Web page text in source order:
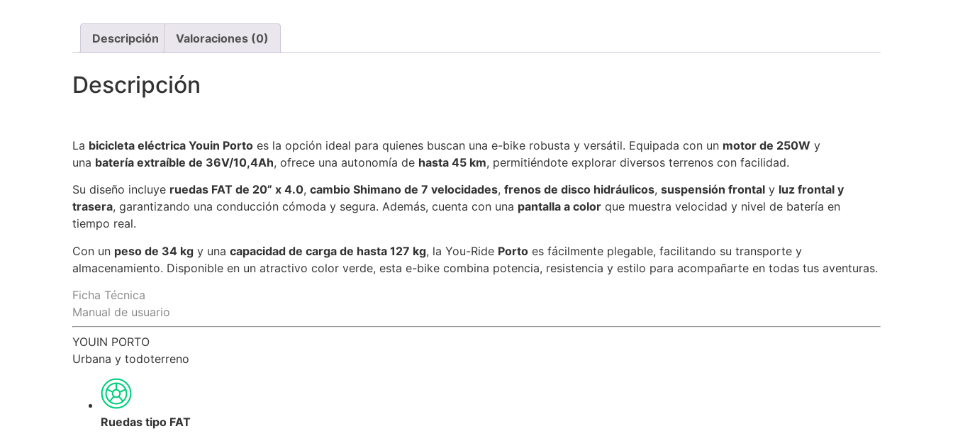
Descripción Valoraciones (0)
Descripción
La bicicleta eléctrica Youin Porto es la opción ideal para quienes buscan una e-bike robusta y versátil. Equipada con un motor de 250W y
una batería extraíble de 36V/10,4Ah, ofrece una autonomía de hasta 45 km, permitiéndote explorar diversos terrenos con facilidad.
Su diseño incluye ruedas FAT de 20” x 4.0, cambio Shimano de 7 velocidades, frenos de disco hidráulicos, suspensión frontal y luz frontal y
trasera, garantizando una conducción cómoda y segura. Además, cuenta con una pantalla a color que muestra velocidad y nivel de batería en
tiempo real.
Con un peso de 34 kg y una capacidad de carga de hasta 127 kg, la You-Ride Porto es fácilmente plegable, facilitando su transporte y
almacenamiento. Disponible en un atractivo color verde, esta e-bike combina potencia, resistencia y estilo para acompañarte en todas tus aventuras.
Ficha Técnica
Manual de usuario
YOUIN PORTO
Urbana y todoterreno
Ruedas tipo FAT